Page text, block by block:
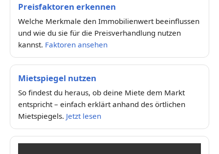
Preisfaktoren erkennen
Welche Merkmale den Immobilienwert beeinflussen
und wie du sie für die Preisverhandlung nutzen
kannst. Faktoren ansehen
Mietspiegel nutzen
So findest du heraus, ob deine Miete dem Markt
entspricht – einfach erklärt anhand des örtlichen
Mietspiegels. Jetzt lesen